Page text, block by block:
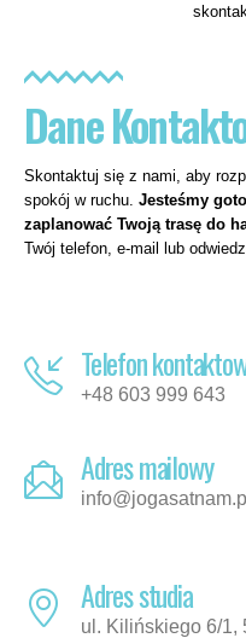
Dane
Skontaktuj się z nami, aby
spokój w ruchu. Jesteśmy
zaplanować Twoją trasę do
Twój telefon, e-mail lub
Telefon
+48 603 999 643
Adres mailowy
info@jogasatnam.pl
Adres studia
ul. Kilińskiego 6/1,